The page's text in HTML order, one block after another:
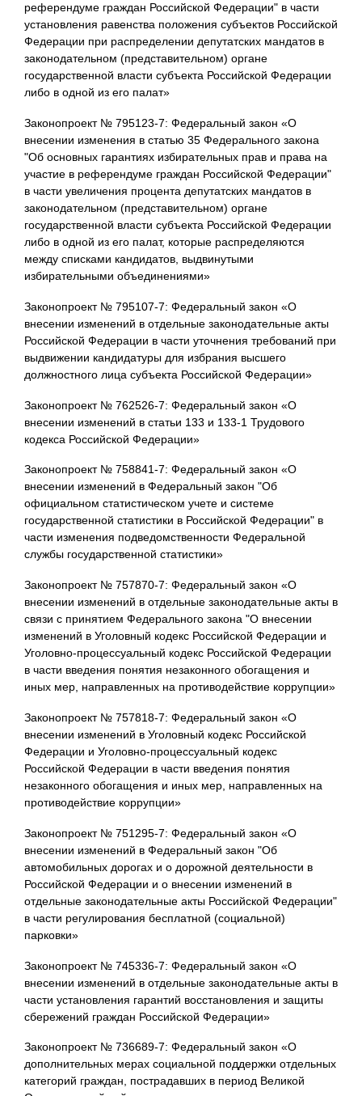
референдуме граждан Российской Федерации" в части
установления равенства положения субъектов Российской
Федерации при распределении депутатских мандатов в
законодательном (представительном) органе
государственной власти субъекта Российской Федерации
либо в одной из его палат»
Законопроект № 795123-7: Федеральный закон «О
внесении изменения в статью 35 Федерального закона
"Об основных гарантиях избирательных прав и права на
участие в референдуме граждан Российской Федерации"
в части увеличения процента депутатских мандатов в
законодательном (представительном) органе
государственной власти субъекта Российской Федерации
либо в одной из его палат, которые распределяются
между списками кандидатов, выдвинутыми
избирательными объединениями»
Законопроект № 795107-7: Федеральный закон «О
внесении изменений в отдельные законодательные акты
Российской Федерации в части уточнения требований при
выдвижении кандидатуры для избрания высшего
должностного лица субъекта Российской Федерации»
Законопроект № 762526-7: Федеральный закон «О
внесении изменений в статьи 133 и 133-1 Трудового
кодекса Российской Федерации»
Законопроект № 758841-7: Федеральный закон «О
внесении изменений в Федеральный закон "Об
официальном статистическом учете и системе
государственной статистики в Российской Федерации" в
части изменения подведомственности Федеральной
службы государственной статистики»
Законопроект № 757870-7: Федеральный закон «О
внесении изменений в отдельные законодательные акты в
связи с принятием Федерального закона "О внесении
изменений в Уголовный кодекс Российской Федерации и
Уголовно-процессуальный кодекс Российской Федерации
в части введения понятия незаконного обогащения и
иных мер, направленных на противодействие коррупции»
Законопроект № 757818-7: Федеральный закон «О
внесении изменений в Уголовный кодекс Российской
Федерации и Уголовно-процессуальный кодекс
Российской Федерации в части введения понятия
незаконного обогащения и иных мер, направленных на
противодействие коррупции»
Законопроект № 751295-7: Федеральный закон «О
внесении изменений в Федеральный закон "Об
автомобильных дорогах и о дорожной деятельности в
Российской Федерации и о внесении изменений в
отдельные законодательные акты Российской Федерации"
в части регулирования бесплатной (социальной)
парковки»
Законопроект № 745336-7: Федеральный закон «О
внесении изменений в отдельные законодательные акты в
части установления гарантий восстановления и защиты
сбережений граждан Российской Федерации»
Законопроект № 736689-7: Федеральный закон «О
дополнительных мерах социальной поддержки отдельных
категорий граждан, пострадавших в период Великой